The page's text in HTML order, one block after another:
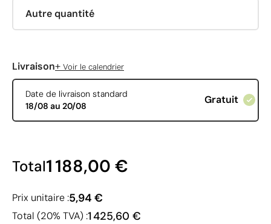
Autre quantité
Livraison+ Voir le calendrier
Date de livraison standard
18/08 au 20/08
Gratuit
Total1 188,00 €
Prix unitaire :5,94 €
Total (20% TVA) :1 425,60 €